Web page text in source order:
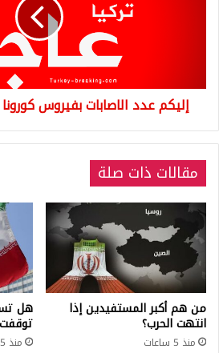
إليكم عدد الاصابات بفيروس
مقالات ذات صلة
من هم أكبر المستفيدين إذا
انتهت الحرب؟
منذ 5 ساعات
هل
منذ 5 ساعات